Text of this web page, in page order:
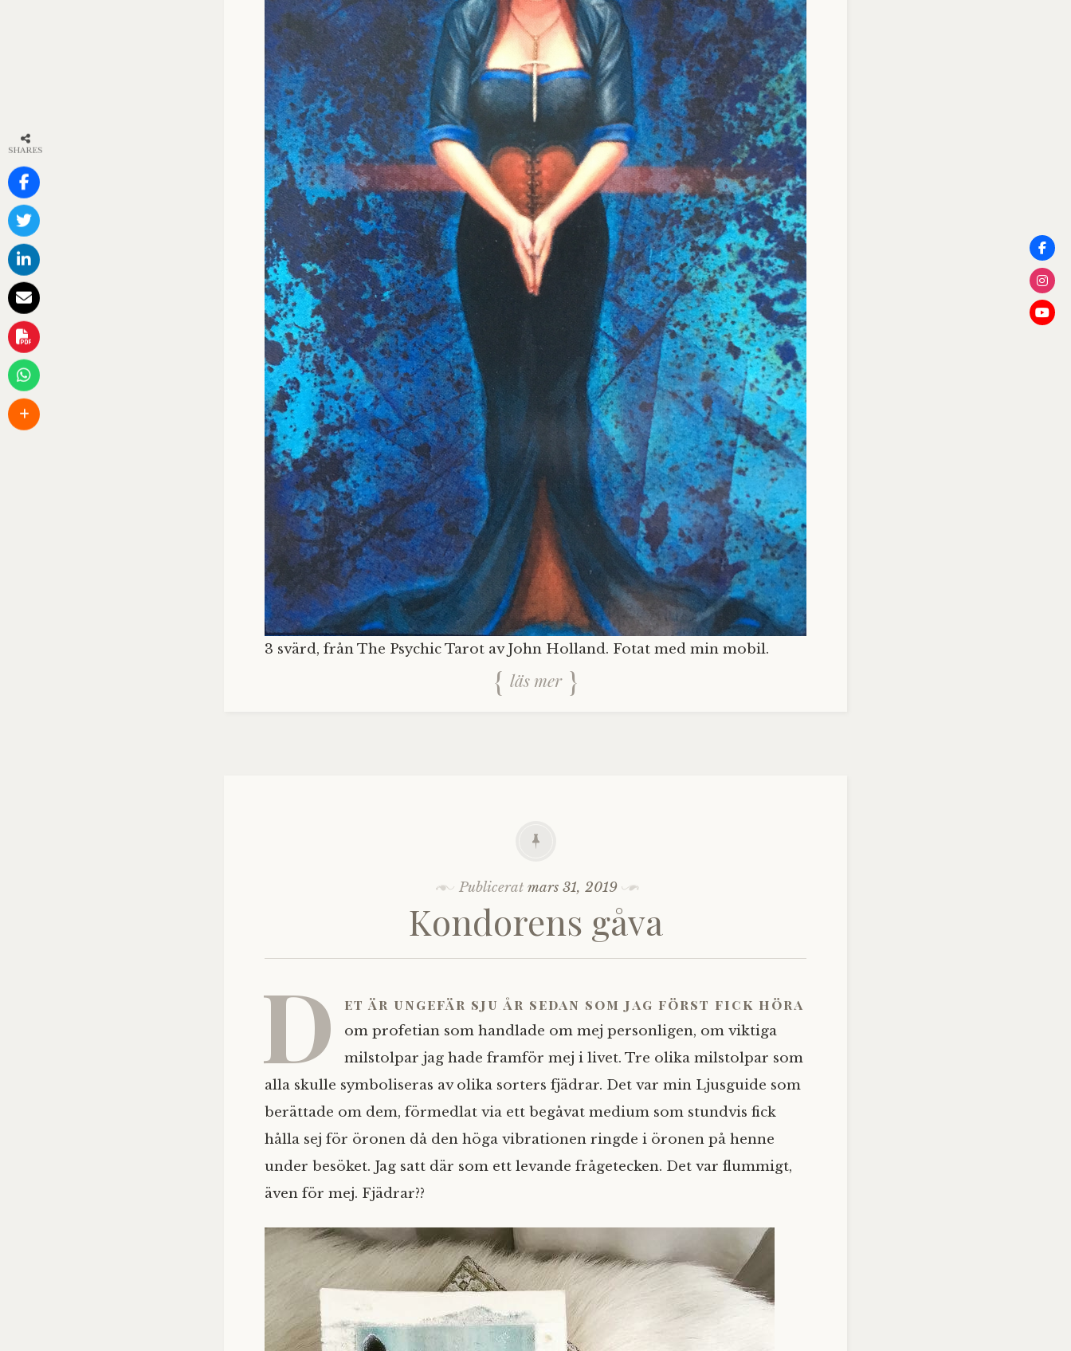
3 svärd, från The Psychic Tarot av John Holland. Fotat med min mobil.
läs mer
Publicerat mars 31, 2019
Kondorens gåva
D et är ungefär sju år sedan som jag först fick höra
om profetian som handlade om mej personligen, om viktiga
milstolpar jag hade framför mej i livet. Tre olika milstolpar som
alla skulle symboliseras av olika sorters fjädrar. Det var min Ljusguide som
berättade om dem, förmedlat via ett begåvat medium som stundvis fick
hålla sej för öronen då den höga vibrationen ringde i öronen på henne
under besöket. Jag satt där som ett levande frågetecken. Det var flummigt,
även för mej. Fjädrar??
SHARES